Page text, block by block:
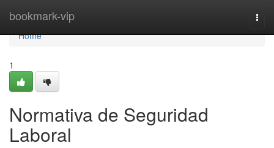
bookmark-vip
Home
Home
1
Normativa de Seguridad
Laboral